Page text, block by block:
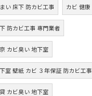
い 床下 防カビ工事 カビ 健康
防カビ工事 専門業者
カビ臭い 地下室
室 壁紙 カビ ３年保証 防カビ工事
カビ臭い 地下室